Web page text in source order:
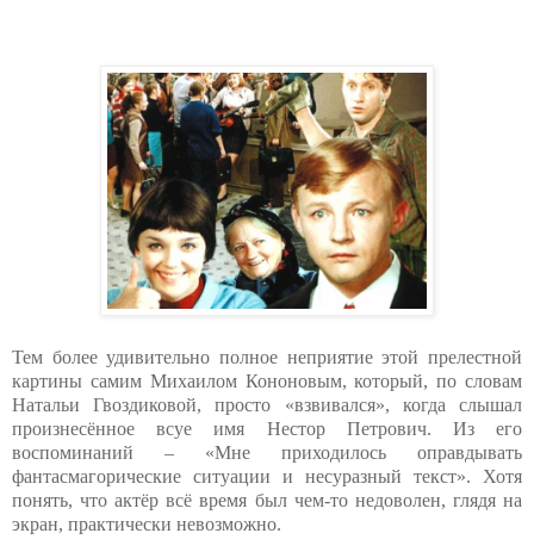
Тем более удивительно полное неприятие этой прелестной
картины самим Михаилом Кононовым, который, по словам
Натальи Гвоздиковой, просто «взвивался», когда слышал
произнесённое всуе имя Нестор Петрович. Из его
воспоминаний – «Мне приходилось оправдывать
фантасмагорические ситуации и несуразный текст». Хотя
понять, что актёр всё время был чем-то недоволен, глядя на
экран, практически невозможно.